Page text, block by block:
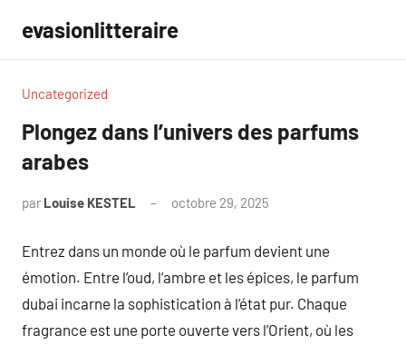
contenu
evasionlitteraire
Uncategorized
Plongez dans l’univers des parfums
arabes
par Louise KESTEL octobre 29, 2025
Entrez dans un monde où le parfum devient une
émotion. Entre l’oud, l’ambre et les épices, le parfum
dubai incarne la sophistication à l’état pur. Chaque
fragrance est une porte ouverte vers l’Orient, où les